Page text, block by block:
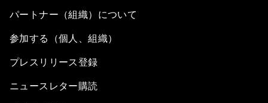
パートナー（組織）について
参加する（個人、組織）
プレスリリース登録
ニュースレター購読